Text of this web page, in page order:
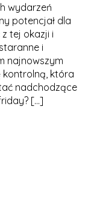
wydarzeń
potencjał dla
tej okazji i
i
najnowszym
która
nadchodzące
[…]